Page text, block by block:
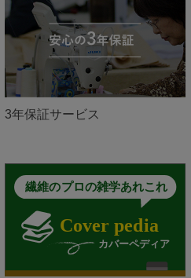
3年保証サービス